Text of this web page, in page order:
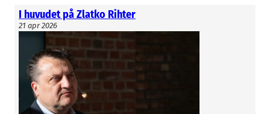
I huvudet på Zlatko Rihter
21 apr 2026